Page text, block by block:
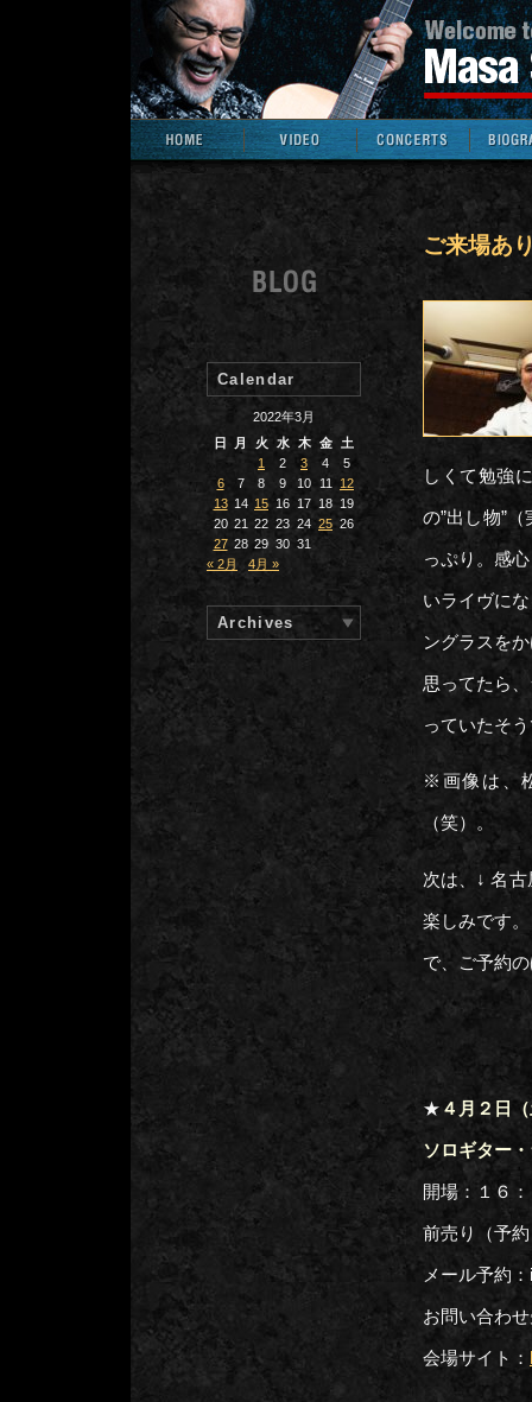
ご来場あ
しくて勉強
の”出し物”
っぷり。感
いライヴに
ングラスを
思ってたら
っていたそ
※画像は、
（笑）。
次は、↓ 名
楽しみです
で、ご予約
★ ４月２日
ソロギター
開場：１６
前売り（予
メール予約
お問い合わ
会場サイト：
Calendar
2022年3月
日
月 火 水 木 金
土
1
2 3 4
5
6
7 8 9 10 11
12
13 14 15 16 17 18 19
20 21 22 23 24 25 26
27 28 29 30 31
« 2月
4月 »
Archives